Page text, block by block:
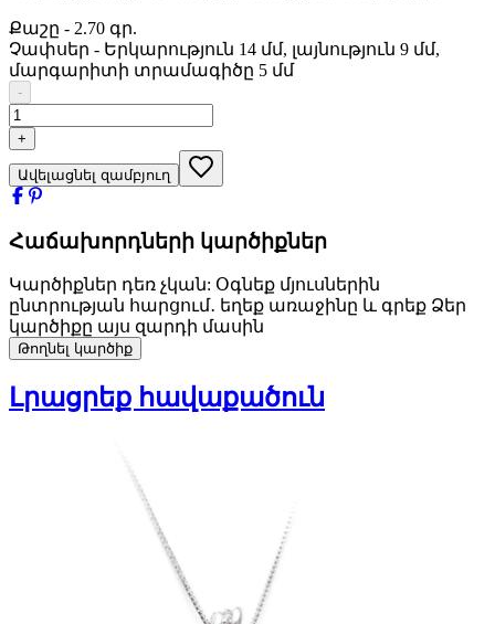
Քաշը - 2.70 գր.
Չափսեր - Երկարություն 14 մմ, լայնություն 9 մմ,
մարգարիտի տրամագիծը 5 մմ
-
+
Ավելացնել զամբյուղ
Հաճախորդների կարծիքներ
Կարծիքներ դեռ չկան: Օգնեք մյուսներին
ընտրության հարցում․ եղեք առաջինը և գրեք Ձեր
կարծիքը այս զարդի մասին
Թողնել կարծիք
Լրացրեք հավաքածուն